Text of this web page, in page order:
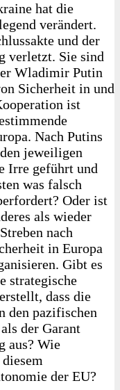
hat die
verändert.
und der
verletzt. Sie sind
Wladimir Putin
Sicherheit in und
ist
Nach Putins
jeweiligen
Irre geführt und
was falsch
Oder ist
als wieder
nach
in Europa
Gibt es
strategische
dass die
den pazifischen
der Garant
aus? Wie
der EU?